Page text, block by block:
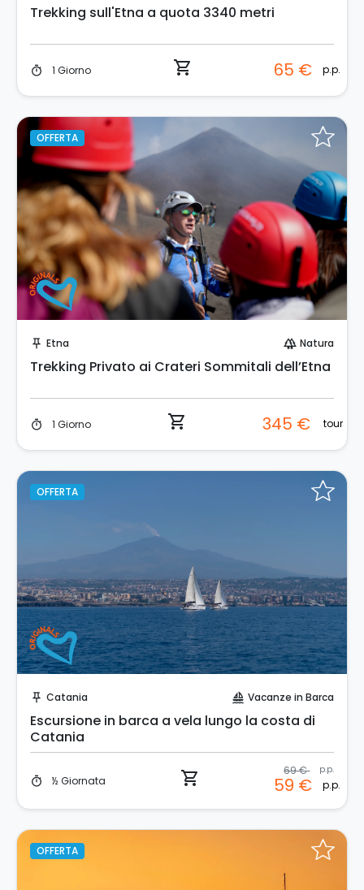
Trekking sull'Etna a quota 3340 metri
timer 1 Giorno shopping_cart 65 € p.p.
OFFERTA
push_pin Etna forest Natura
Trekking Privato ai Crateri Sommitali dell’Etna
timer 1 Giorno shopping_cart 345 € tour
OFFERTA
push_pin Catania sailing Vacanze in Barca
Escursione in barca a vela lungo la costa di
Catania
timer ½ Giornata shopping_cart 69 € p.p.
59 € p.p.
OFFERTA